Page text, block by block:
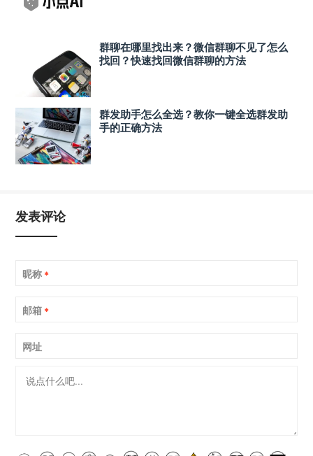
群聊在哪里找出来？微信群聊不见了怎么
找回？快速找回微信群聊的方法
群发助手怎么全选？教你一键全选群发助
手的正确方法
发表评论
昵称 *
邮箱 *
网址